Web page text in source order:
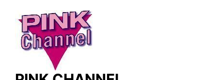
content